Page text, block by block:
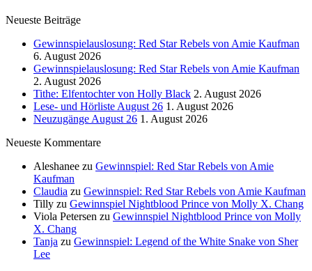
Neueste Beiträge
Gewinnspielauslosung: Red Star Rebels von Amie Kaufman
6. August 2026
Gewinnspielauslosung: Red Star Rebels von Amie Kaufman
2. August 2026
Tithe: Elfentochter von Holly Black 2. August 2026
Lese- und Hörliste August 26 1. August 2026
Neuzugänge August 26 1. August 2026
Neueste Kommentare
Aleshanee zu Gewinnspiel: Red Star Rebels von Amie
Kaufman
Claudia zu Gewinnspiel: Red Star Rebels von Amie Kaufman
Tilly zu Gewinnspiel Nightblood Prince von Molly X. Chang
Viola Petersen zu Gewinnspiel Nightblood Prince von Molly
X. Chang
Tanja zu Gewinnspiel: Legend of the White Snake von Sher
Lee